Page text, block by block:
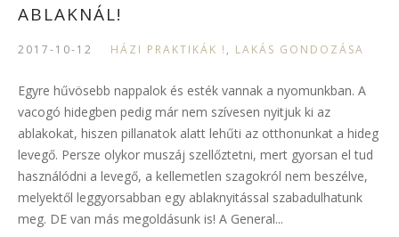
ABLAKNÁL!
2017-10-12 HÁZI PRAKTIKÁK ! , LAKÁS GONDOZÁSA
Egyre hűvösebb nappalok és esték vannak a nyomunkban. A
vacogó hidegben pedig már nem szívesen nyitjuk ki az
ablakokat, hiszen pillanatok alatt lehűti az otthonunkat a hideg
levegő. Persze olykor muszáj szellőztetni, mert gyorsan el tud
használódni a levegő, a kellemetlen szagokról nem beszélve,
melyektől leggyorsabban egy ablaknyitással szabadulhatunk
meg. DE van más megoldásunk is! A General...